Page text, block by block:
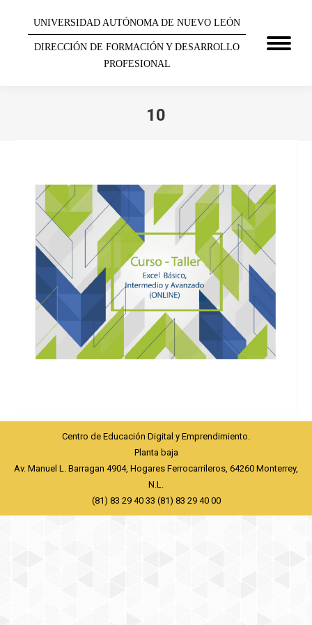
UNIVERSIDAD AUTÓNOMA DE NUEVO LEÓN
DIRECCIÓN DE FORMACIÓN Y DESARROLLO
PROFESIONAL
10
Centro de Educación Digital y Emprendimiento.
Planta baja
Av. Manuel L. Barragan 4904, Hogares Ferrocarrileros, 64260 Monterrey,
N.L.
(81) 83 29 40 33 (81) 83 29 40 00